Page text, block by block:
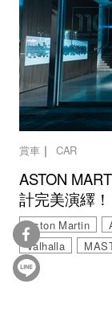
賞車｜ CAR
ASTON
計完美演繹！
Aston Martin
Valhalla